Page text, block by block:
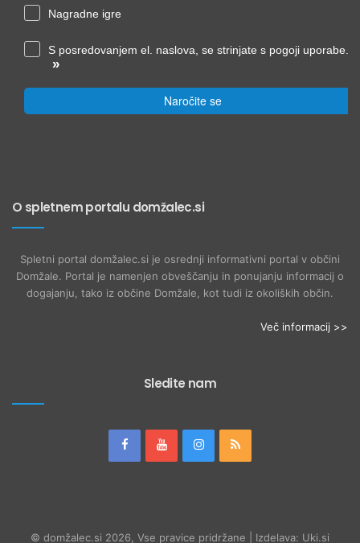
Nagradne igre
S posredovanjem el. naslova, se strinjate s pogoji uporabe.
»
Naročite se
O spletnem portalu domžalec.si
Spletni portal domžalec.si je osrednji informativni portal v občini
Domžale. Portal je namenjen obveščanju in ponujanju informacij o
dogajanju, tako iz občine Domžale, kot tudi iz okoliških občin.
Več informacij >>
Sledite nam
© domžalec.si 2026, Vse pravice pridržane | Izdelava: Uki.si